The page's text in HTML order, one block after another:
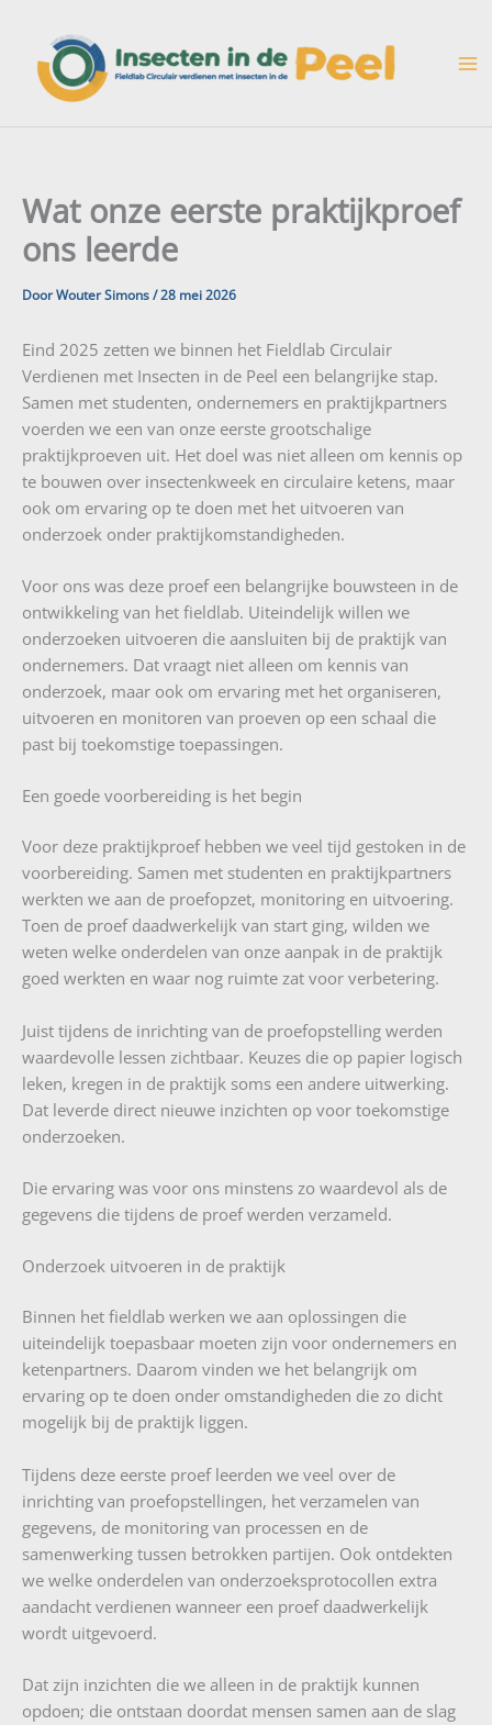
inhoud
Wat onze eerste praktijkproef
ons leerde
DoorWouter Simons/28 mei 2026
Eind 2025 zetten we binnen het Fieldlab Circulair
Verdienen met Insecten in de Peel een belangrijke stap.
Samen met studenten, ondernemers en praktijkpartners
voerden we een van onze eerste grootschalige
praktijkproeven uit. Het doel was niet alleen om kennis op
te bouwen over insectenkweek en circulaire ketens, maar
ook om ervaring op te doen met het uitvoeren van
onderzoek onder praktijkomstandigheden.
Voor ons was deze proef een belangrijke bouwsteen in de
ontwikkeling van het fieldlab. Uiteindelijk willen we
onderzoeken uitvoeren die aansluiten bij de praktijk van
ondernemers. Dat vraagt niet alleen om kennis van
onderzoek, maar ook om ervaring met het organiseren,
uitvoeren en monitoren van proeven op een schaal die
past bij toekomstige toepassingen.
Een goede voorbereiding is het begin
Voor deze praktijkproef hebben we veel tijd gestoken in de
voorbereiding. Samen met studenten en praktijkpartners
werkten we aan de proefopzet, monitoring en uitvoering.
Toen de proef daadwerkelijk van start ging, wilden we
weten welke onderdelen van onze aanpak in de praktijk
goed werkten en waar nog ruimte zat voor verbetering.
Juist tijdens de inrichting van de proefopstelling werden
waardevolle lessen zichtbaar. Keuzes die op papier logisch
leken, kregen in de praktijk soms een andere uitwerking.
Dat leverde direct nieuwe inzichten op voor toekomstige
onderzoeken.
Die ervaring was voor ons minstens zo waardevol als de
gegevens die tijdens de proef werden verzameld.
Onderzoek uitvoeren in de praktijk
Binnen het fieldlab werken we aan oplossingen die
uiteindelijk toepasbaar moeten zijn voor ondernemers en
ketenpartners. Daarom vinden we het belangrijk om
ervaring op te doen onder omstandigheden die zo dicht
mogelijk bij de praktijk liggen.
Tijdens deze eerste proef leerden we veel over de
inrichting van proefopstellingen, het verzamelen van
gegevens, de monitoring van processen en de
samenwerking tussen betrokken partijen. Ook ontdekten
we welke onderdelen van onderzoeksprotocollen extra
aandacht verdienen wanneer een proef daadwerkelijk
wordt uitgevoerd.
Dat zijn inzichten die we alleen in de praktijk kunnen
opdoen; die ontstaan doordat mensen samen aan de slag